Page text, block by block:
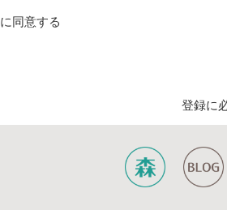
に同意する
登録に